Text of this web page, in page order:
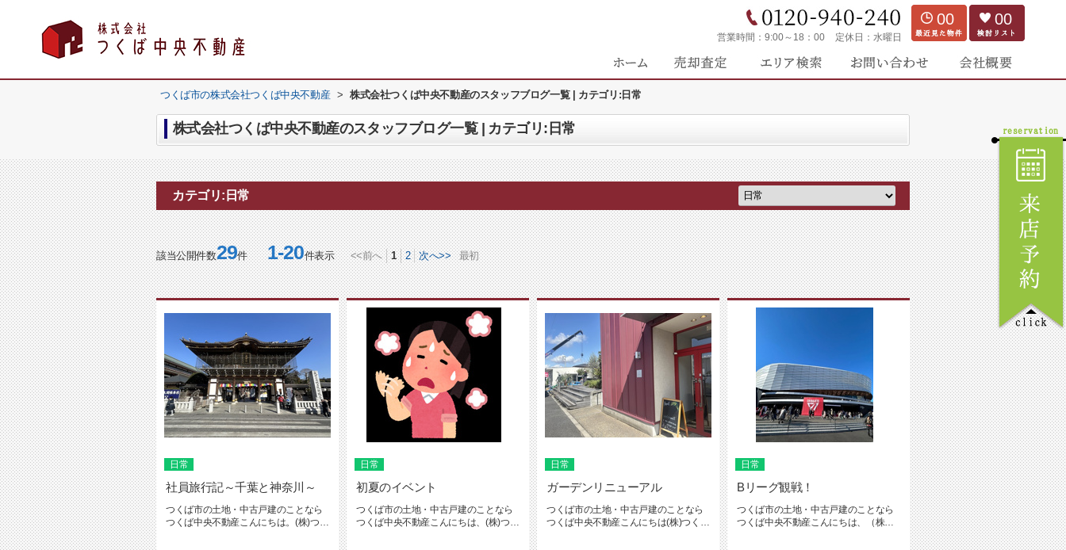
営業時間： 9:00～18：00 定休日： 水曜日
00 00
つくば市の株式会社つくば中央不動産 > 株式会社つくば中央不動産のスタッフブログ一覧 | カテゴリ:日常
株式会社つくば中央不動産のスタッフブログ一覧 | カテゴリ:日常
カテゴリ:日常
該当公開件数29件1-20件表示 <<前へ 1 2 次へ>> 最初
日常
社員旅行記～千葉と神奈川～
つくば市の土地・中古戸建のことなら
つくば中央不動産こんにちは。(株)つく
日常
初夏のイベント
つくば市の土地・中古戸建のことなら
つくば中央不動産こんにちは、(株)つく
日常
ガーデンリニューアル
つくば市の土地・中古戸建のことなら
つくば中央不動産こんにちは(株)つくば
日常
Bリーグ観戦！
つくば市の土地・中古戸建のことなら
つくば中央不動産こんにちは、（株）